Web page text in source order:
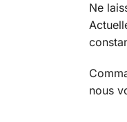
Ne
nous